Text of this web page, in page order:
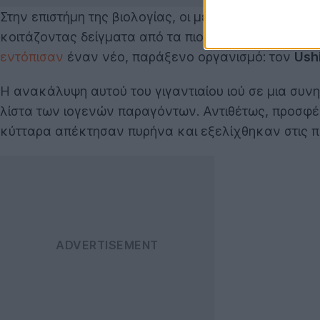
Στην επιστήμη της βιολογίας, οι μεγάλες
κοιτάζοντας δείγματα από τα πιο απίθανα μέρη.
εντόπισαν έναν νέο, παράξενο οργανισμό: τον
Η ανακάλυψη αυτού του γιγαντιαίου ιού σε μια
λίστα των ιογενών παραγόντων. Αντιθέτως,
κύτταρα απέκτησαν πυρήνα και εξελίχθηκαν